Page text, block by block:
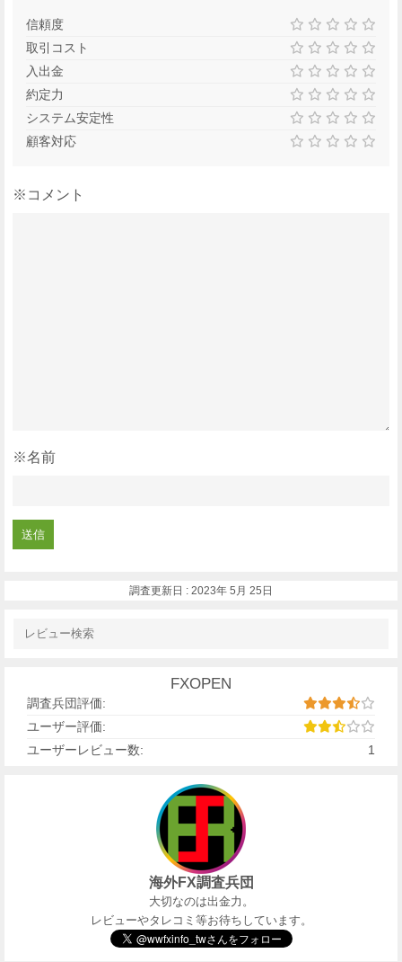
信頼度
取引コスト
入出金
約定力
システム安定性
顧客対応
※コメント
※名前
調査更新日 : 2023年 5月 25日
FXOPEN
調査兵団評価:
ユーザー評価:
ユーザーレビュー数:
1
海外FX調査兵団
大切なのは出金力。
レビューやタレコミ等お待ちしています。